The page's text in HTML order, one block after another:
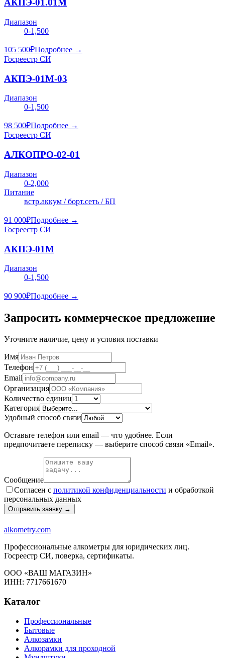
АКПЭ-01.01М
Диапазон
0-1,500
105 500₽Подробнее →
Госреестр СИ
АКПЭ-01М-03
Диапазон
0-1,500
98 500₽Подробнее →
Госреестр СИ
АЛКОПРО-02-01
Диапазон
0-2,000
Питание
встр.аккум / борт.сеть / БП
91 000₽Подробнее →
Госреестр СИ
АКПЭ-01М
Диапазон
0-1,500
90 900₽Подробнее →
Запросить коммерческое предложение
Уточните наличие, цену и условия поставки
Имя
Телефон
Email
Организация
Количество единиц
Категория
Удобный способ связи
Оставьте телефон или email — что удобнее. Если
предпочитаете переписку — выберите способ связи «Email».
Сообщение
Согласен с политикой конфиденциальности и обработкой
персональных данных
Отправить заявку →
alkometry.com
Профессиональные алкометры для юридических лиц.
Госреестр СИ, поверка, сертификаты.
ООО «ВАШ МАГАЗИН»
ИНН: 7717661670
Каталог
Профессиональные
Бытовые
Алкозамки
Алкорамки для проходной